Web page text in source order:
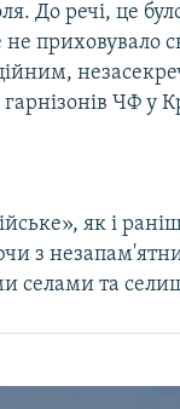
До речі, це
приховувало
ЧФ у
як і
з
селами та